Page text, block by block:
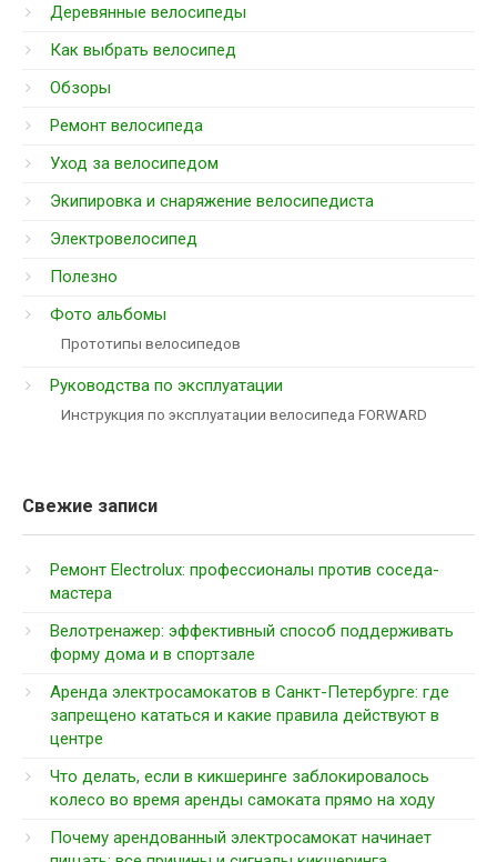
Деревянные велосипеды
Как выбрать велосипед
Обзоры
Ремонт велосипеда
Уход за велосипедом
Экипировка и снаряжение велосипедиста
Электровелосипед
Полезно
Фото альбомы
Прототипы велосипедов
Руководства по эксплуатации
Инструкция по эксплуатации велосипеда FORWARD
Свежие записи
Ремонт Electrolux: профессионалы против соседа-
мастера
Велотренажер: эффективный способ поддерживать
форму дома и в спортзале
Аренда электросамокатов в Санкт-Петербурге: где
запрещено кататься и какие правила действуют в
центре
Что делать, если в кикшеринге заблокировалось
колесо во время аренды самоката прямо на ходу
Почему арендованный электросамокат начинает